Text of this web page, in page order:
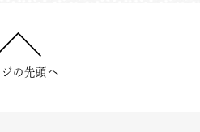
の先頭へ